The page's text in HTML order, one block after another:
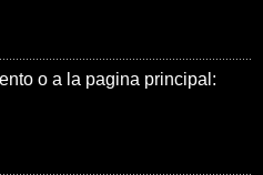
o a la pagina principal: